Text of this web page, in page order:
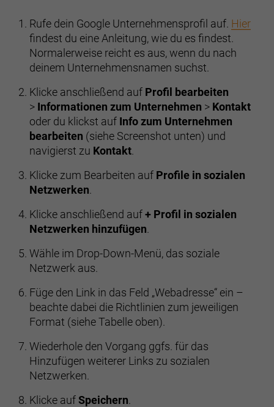
Rufe dein Google Unternehmensprofil auf. Hier
findest du eine Anleitung, wie du es findest.
Normalerweise reicht es aus, wenn du nach
deinem Unternehmensnamen suchst.
Klicke anschließend auf Profil bearbeiten
> Informationen zum Unternehmen > Kontakt
oder du klickst auf Info zum Unternehmen
bearbeiten (siehe Screenshot unten) und
navigierst zu Kontakt
Klicke zum Bearbeiten auf Profile in sozialen
Netzwerken
Klicke anschließend auf+ Profil in sozialen
Netzwerken hinzufügen
Wähle im Drop-Down-Menü, das soziale
Netzwerk aus.
Füge den Link in das Feld „Webadresse“ ein –
beachte dabei die Richtlinien zum jeweiligen
Format (siehe Tabelle oben).
Wiederhole den Vorgang ggfs. für das
Hinzufügen weiterer Links zu sozialen
Netzwerken.
Klicke aufSpeichern